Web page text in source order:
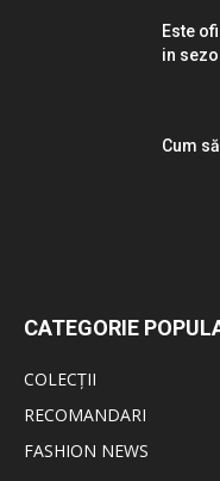
Este
in
Cum
CATEGORIE
COLECȚII
RECOMANDARI
FASHION NEWS